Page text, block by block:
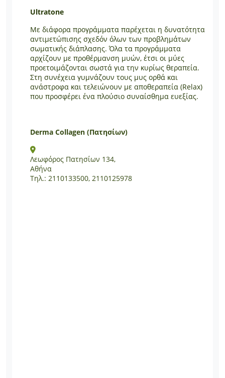
Ultratone
Με διάφορα προγράμματα παρέχεται η δυνατότητα
αντιμετώπισης σχεδόν όλων των προβλημάτων
σωματικής διάπλασης. Όλα τα προγράμματα
αρχίζουν με προθέρμανση μυών, έτσι οι μύες
προετοιμάζονται σωστά για την κυρίως θεραπεία.
Στη συνέχεια γυμνάζουν τους μυς ορθά και
ανάστροφα και τελειώνουν με αποθεραπεία (Relax)
που προσφέρει ένα πλούσιο συναίσθημα ευεξίας.
Derma Collagen (Πατησίων)
Λεωφόρος Πατησίων 134,
Αθήνα
Τηλ.: 2110133500, 2110125978